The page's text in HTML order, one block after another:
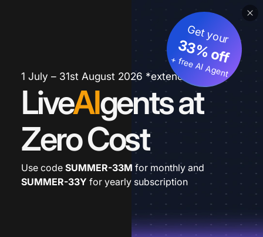
1 July – 31st August 2026 *extended
LiveAIgents at
Zero Cost
Get your
33% off
+ free AI Agent
Use code SUMMER-33M for monthly and
SUMMER-33Y for yearly subscription